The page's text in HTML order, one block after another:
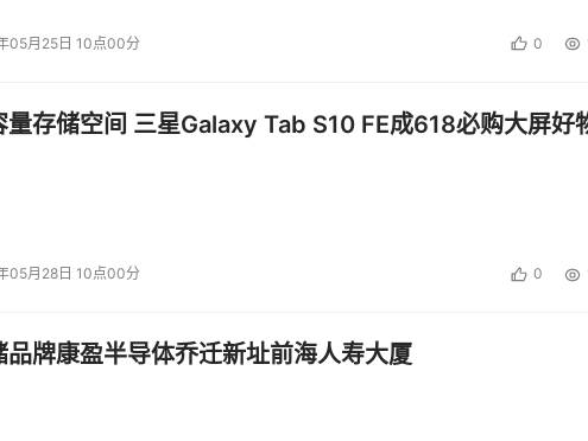
越大的时候，原始数据越来越大，原始数据会分散在全球各地，数据
是成本还是效率，我们也做了很多事情，我们提供了数据迁移MSP的
但对象存储传统定位是低成本的海量的存储类型，强调就是低成本，
象存储能做对接AI，做AI的数据底座，一定是要有数据加速的支撑才
开发。有五个组件，包括GooseFS-Cache，包括GooseFS-lite、
的加速器，不同类型解决不同的问题，总之是为了让对象存储跟得上
键路径。
05月25日 10点00分 0
量存储空间 三星Galaxy Tab S10 FE成618必购大屏好
05月28日 10点00分 0
品牌康盈半导体乔迁新址前海人寿大厦